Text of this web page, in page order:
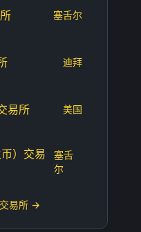
塞舌尔
迪拜
易所 美国
）交易
塞舌
尔
易所 →